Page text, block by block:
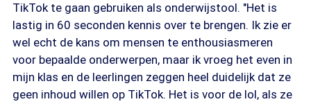
TikTok te gaan gebruiken als onderwijstool. "Het is
lastig in 60 seconden kennis over te brengen. Ik zie er
wel echt de kans om mensen te enthousiasmeren
voor bepaalde onderwerpen, maar ik vroeg het even in
mijn klas en de leerlingen zeggen heel duidelijk dat ze
geen inhoud willen op TikTok. Het is voor de lol, als ze